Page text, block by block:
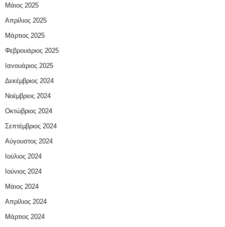
Μάιος 2025
Απρίλιος 2025
Μάρτιος 2025
Φεβρουάριος 2025
Ιανουάριος 2025
Δεκέμβριος 2024
Νοέμβριος 2024
Οκτώβριος 2024
Σεπτέμβριος 2024
Αύγουστος 2024
Ιούλιος 2024
Ιούνιος 2024
Μάιος 2024
Απρίλιος 2024
Μάρτιος 2024